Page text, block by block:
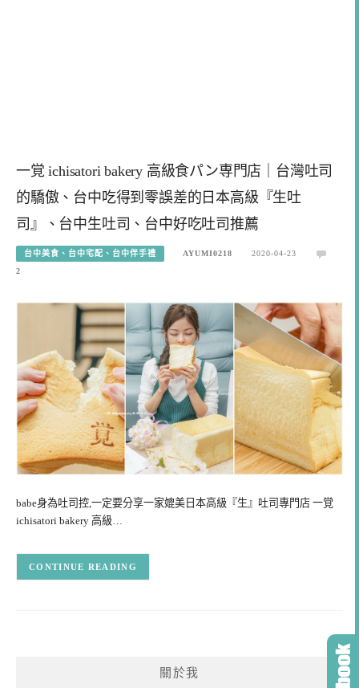
一覚 ichisatori bakery 高級食パン専門店｜台灣吐司
的驕傲、台中吃得到零誤差的日本高級『生吐
司』、台中生吐司、台中好吃吐司推薦
台中美食、台中宅配、台中伴手禮 AYUMI0218
2020-04-23
2
babe身為吐司控,一定要分享一家媲美日本高級『生』吐司專門店 一覚
ichisatori bakery 高級…
CONTINUE READING
關於我